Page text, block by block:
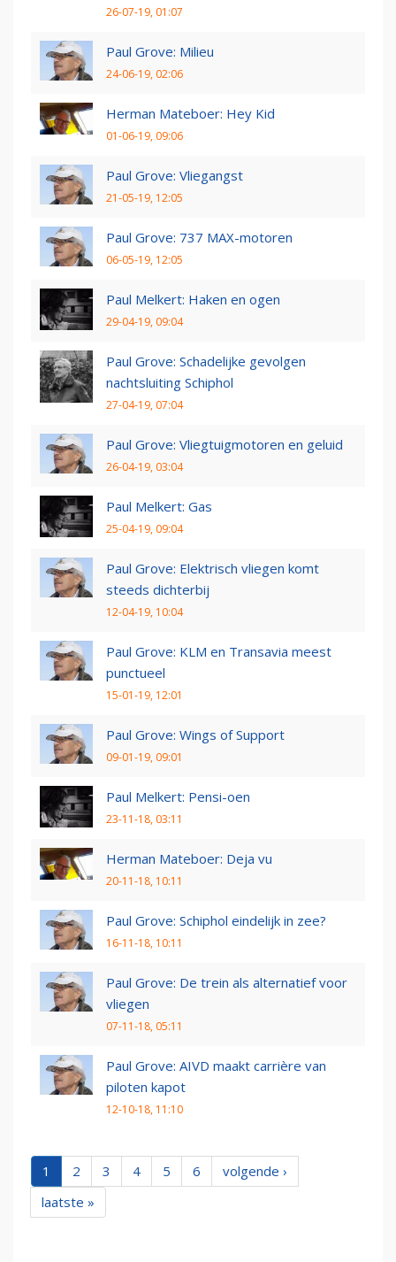
26-07-19, 01:07
Paul Grove: Milieu
24-06-19, 02:06
Herman Mateboer: Hey Kid
01-06-19, 09:06
Paul Grove: Vliegangst
21-05-19, 12:05
Paul Grove: 737 MAX-motoren
06-05-19, 12:05
Paul Melkert: Haken en ogen
29-04-19, 09:04
Paul Grove: Schadelijke gevolgen
nachtsluiting Schiphol
27-04-19, 07:04
Paul Grove: Vliegtuigmotoren en geluid
26-04-19, 03:04
Paul Melkert: Gas
25-04-19, 09:04
Paul Grove: Elektrisch vliegen komt
steeds dichterbij
12-04-19, 10:04
Paul Grove: KLM en Transavia meest
punctueel
15-01-19, 12:01
Paul Grove: Wings of Support
09-01-19, 09:01
Paul Melkert: Pensi-oen
23-11-18, 03:11
Herman Mateboer: Deja vu
20-11-18, 10:11
Paul Grove: Schiphol eindelijk in zee?
16-11-18, 10:11
Paul Grove: De trein als alternatief voor
vliegen
07-11-18, 05:11
Paul Grove: AIVD maakt carrière van
piloten kapot
12-10-18, 11:10
1 2 3 4 5 6
volgende ›
laatste »